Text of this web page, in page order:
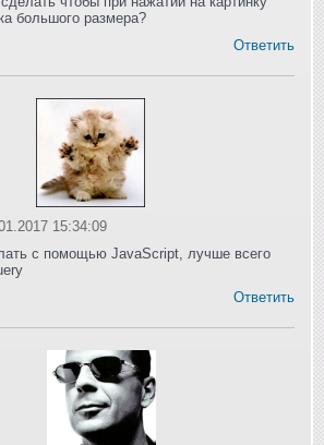
большого размера?
Ответить
15:34:09
с помощью JavaScript, лучше всего
Ответить